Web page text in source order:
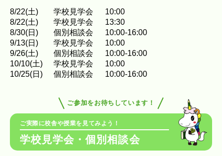
8/22(土) 学校見学会
10:00
8/22(土) 学校見学会
13:30
8/30(日) 個別相談会
10:00-16:00
9/13(日) 学校見学会
10:00
9/26(土) 個別相談会
10:00-16:00
10/10(土) 学校見学会
10:00
10/25(日) 個別相談会 10:00-16:00
ご参加をお待ちしています！
ご実際に校舎や授業を見てみよう！
学校見学会・個別相談会